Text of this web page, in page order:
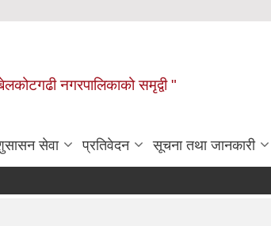
नगरपालिकाको समृद्वी "
सेवा प्रतिवेदन सूचना तथा जानकारी